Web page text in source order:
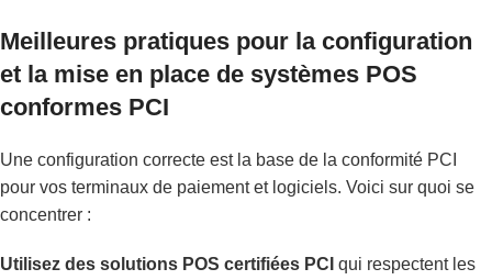
Meilleures pratiques pour la configuration
et la mise en place de systèmes POS
conformes PCI
Une configuration correcte est la base de la conformité PCI
pour vos terminaux de paiement et logiciels. Voici sur quoi se
concentrer :
Utilisez des solutions POS certifiées PCI qui respectent les